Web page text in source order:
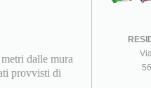
dalle mura
provvisti di